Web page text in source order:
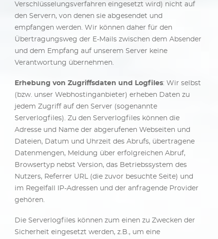
Verschlüsselungsverfahren eingesetzt wird) nicht auf
den Servern, von denen sie abgesendet und
empfangen werden. Wir können daher für den
Übertragungsweg der E-Mails zwischen dem Absender
und dem Empfang auf unserem Server keine
Verantwortung übernehmen.
Erhebung von Zugriffsdaten und Logfiles: Wir selbst
(bzw. unser Webhostinganbieter) erheben Daten zu
jedem Zugriff auf den Server (sogenannte
Serverlogfiles). Zu den Serverlogfiles können die
Adresse und Name der abgerufenen Webseiten und
Dateien, Datum und Uhrzeit des Abrufs, übertragene
Datenmengen, Meldung über erfolgreichen Abruf,
Browsertyp nebst Version, das Betriebssystem des
Nutzers, Referrer URL (die zuvor besuchte Seite) und
im Regelfall IP-Adressen und der anfragende Provider
gehören.
Die Serverlogfiles können zum einen zu Zwecken der
Sicherheit eingesetzt werden, z.B., um eine